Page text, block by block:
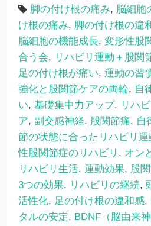
脚の付け根の痛み, 脳細胞
け根の痛み, 脚の付け根の違
脳細胞の機能成長, 変形性股
合う会, リハビリ運動＋股関
足の付け根が痛い, 運動の習
強化と股関節ケアの両輪, 自
い, 基礎集中力アップ, リハ
ア, 副交感神経, 股関節痛, 自
節の状態に合ったリハビリ運
性股関節症のリハビリ , オン
リハビリ生活, 運動効果, 股
3つの効果, リハビリの継続,
活性化, 足の付け根の違和感,
タルの安定, BDNF（脳由来